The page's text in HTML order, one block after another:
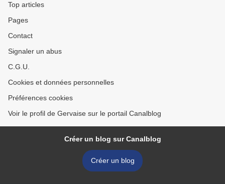
Top articles
Pages
Contact
Signaler un abus
C.G.U.
Cookies et données personnelles
Préférences cookies
Voir le profil de Gervaise sur le portail Canalblog
Créer un blog sur Canalblog
Créer un blog